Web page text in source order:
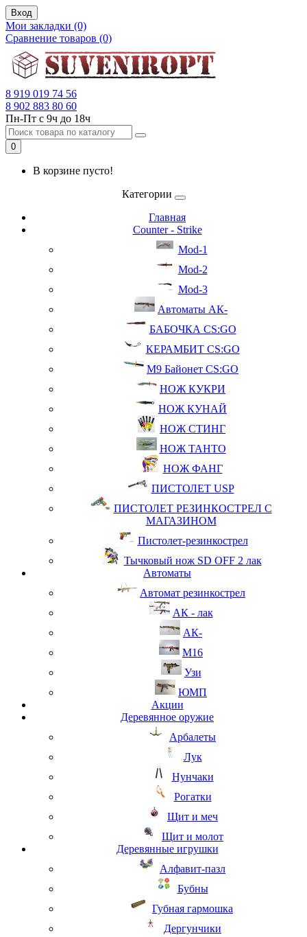
Вход
Мои закладки (0)
Сравнение товаров (0)
8 919 019 74 56
8 902 883 80 60
Пн-Пт с 9ч до 18ч
0
В корзине пусто!
Категории
Главная
Counter - Strike
Mod-1
Mod-2
Mod-3
Автоматы АК-
БАБОЧКА CS:GO
КЕРАМБИТ CS:GO
М9 Байонет CS:GO
НОЖ КУКРИ
НОЖ КУНАЙ
НОЖ СТИНГ
НОЖ ТАНТО
НОЖ ФАНГ
ПИСТОЛЕТ USP
ПИСТОЛЕТ РЕЗИНКОСТРЕЛ С
МАГАЗИНОМ
Пистолет-резинкострел
Тычковый нож SD OFF 2 лак
Автоматы
Автомат резинкострел
АК - лак
АК-
М16
Узи
ЮМП
Акции
Деревянное оружие
Арбалеты
Лук
Нунчаки
Рогатки
Щит и меч
Щит и молот
Деревянные игрушки
Алфавит-пазл
Бубны
Губная гармошка
Дергунчики